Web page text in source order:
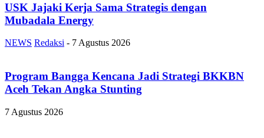
USK Jajaki Kerja Sama Strategis dengan
Mubadala Energy
NEWS Redaksi - 7 Agustus 2026
Program Bangga Kencana Jadi Strategi BKKBN
Aceh Tekan Angka Stunting
7 Agustus 2026